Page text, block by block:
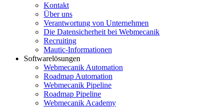
Kontakt
Über uns
Verantwortung von Unternehmen
Die Datensicherheit bei Webmecanik
Recruiting
Mautic-Informationen
Softwarelösungen
Webmecanik Automation
Roadmap Automation
Webmecanik Pipeline
Roadmap Pipeline
Webmecanik Academy